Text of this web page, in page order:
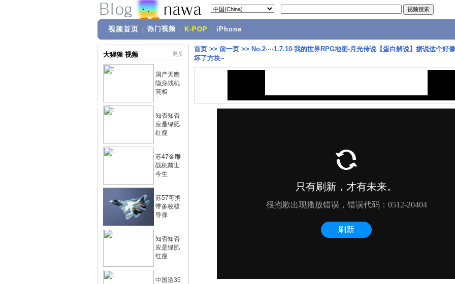
视频首页 热门视频 K-POP iPhone
大猩猩 视频 更多
国产天鹰
隐身战机
亮相
知否知否
应是绿肥
红瘦
苏47金雕
战机前世
今生
苏57可携
带多枚核
导弹
知否知否
应是绿肥
红瘦
中国造35
首页 >> 前一页 >> No.2····1.7.10·我的世界RPG地图-月光传说【蛋白解说】据说这个好
坏了方块~